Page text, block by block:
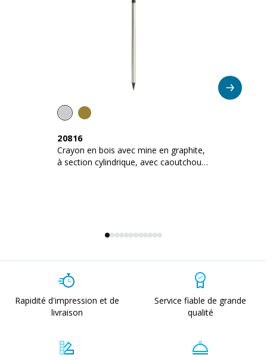
20816
Crayon en bois avec mine en graphite,
à section cylindrique, avec caoutchouc
Rapidité d'impression et de
livraison
Service fiable de grande
qualité